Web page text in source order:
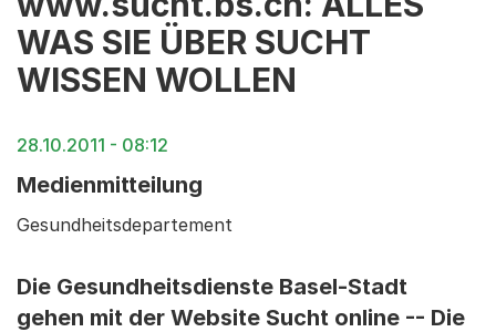
WAS SIE ÜBER SUCHT
WISSEN WOLLEN
28.10.2011 - 08:12
Medienmitteilung
Gesundheitsdepartement
Die Gesundheitsdienste Basel-Stadt
gehen mit der Website Sucht online -- Die